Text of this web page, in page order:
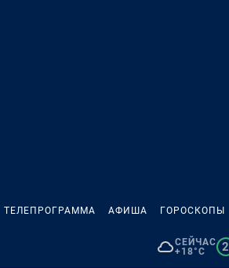
ТЕЛЕПРОГРАММА АФИША ГОРОСКОПЫ
СЕЙЧАС
+18°C
2